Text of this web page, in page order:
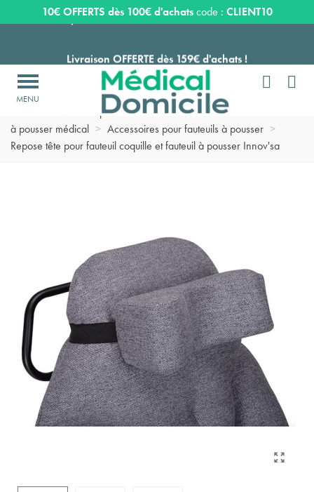
Matériel pour chambre de malade domicile
à pousser médical > Accessoires pour fauteuils à pousser >
Repose tête pour fauteuil coquille et fauteuil à pousser Innov'sa
10€ OFFERTS dès 100€ d'achatscode : CLIENT10
Payez en 3 ou 4 fois SANS FRAIS à partir de 100
Expédition sous 24 à 48 heures ouvrées*

